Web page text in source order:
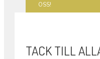
OSS!
TACK TILL